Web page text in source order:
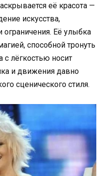
её красота —
искусства,
Её улыбка
способной тронуть
лёгкостью носит
и движения давно
сценического стиля.